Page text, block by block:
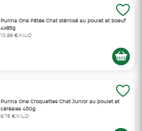
Purina One Pâtée Chat stérilisé au poulet et boeuf
4x85g
10,88 €/KILO
Purina One Croquettes Chat Junior au poulet et
céréales 450g
9,76 €/KILO